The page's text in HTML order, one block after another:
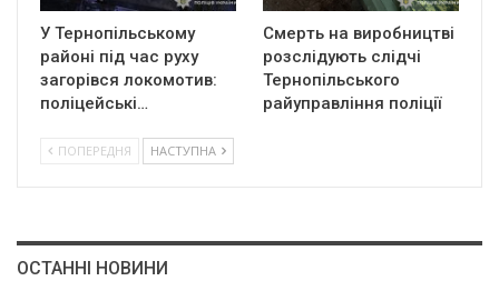
У Тернопільському
районі під час руху
загорівся локомотив:
поліцейські…
Смерть на виробництві
розслідують слідчі
Тернопільського
райуправління поліції
ПОПЕРЕДНЯ НАСТУПНА
ОСТАННІ НОВИНИ